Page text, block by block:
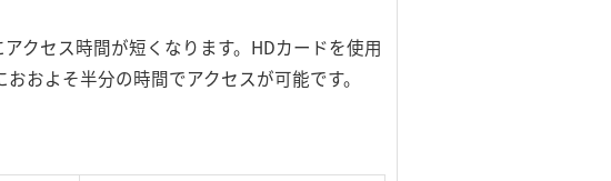
クセス時間が短くなります。HDカードを使用
およそ半分の時間でアクセスが可能です。